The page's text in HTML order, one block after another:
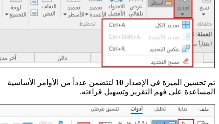
تم تحسين الميزة في الإصدار 10 لتتضمن عدداً من الأوامر الأساسية
المساعدة على فهم التقرير وتسهيل قراءته.